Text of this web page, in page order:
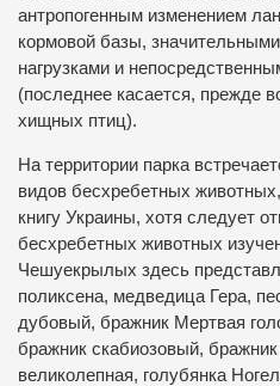
антропогенным изменением
кормовой базы,
нагрузками и
(последнее касается, прежде
хищных птиц).
На территории парка
видов бесхребетных
книгу Украины, хотя следует
бесхребетных животных
Чешуекрылых здесь
поликсена, медведица Гера,
дубовый, бражник Мертвая
бражник скабиозовый,
великолепная, голубянка